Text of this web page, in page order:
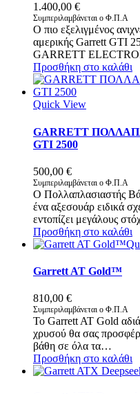
1.400,00 €
Συμπεριλαμβάνεται ο Φ.Π.Α
Ο πιο εξελιγμένος
αμερικής Garrett GTI
GARRETT
Προσθήκη στο καλάθι
Quick View
GARRETT
GTI 2500
500,00 €
Συμπεριλαμβάνεται ο Φ.Π.Α
Ο Πολλαπλασιαστής
ένα αξεσουάρ ειδικά
εντοπίζει μεγάλους
Προσθήκη στο καλάθι
Garrett AT Gold™
810,00 €
Συμπεριλαμβάνεται ο Φ.Π.Α
Το Garrett AT Gold
χρυσού θα σας
βάθη σε όλα τα…
Προσθήκη στο καλάθι